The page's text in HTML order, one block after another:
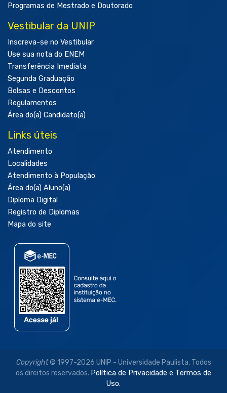
Programas de Mestrado e Doutorado
Vestibular da UNIP
Inscreva-se no Vestibular
Use sua nota do ENEM
Transferência Imediata
Segunda Graduação
Bolsas e Descontos
Regulamentos
Área do(a) Candidato(a)
Links úteis
Atendimento
Localidades
Atendimento à População
Área do(a) Aluno(a)
Diploma Digital
Registro de Diplomas
Mapa do site
Copyright© 1997-2026 UNIP - Universidade Paulista. Todos
os direitos reservados. Política de Privacidade e Termos de
Uso.